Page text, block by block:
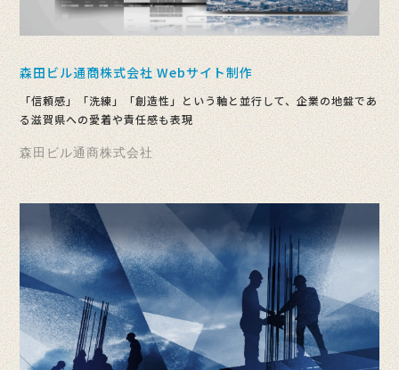
森田ビル通商株式会社 Webサイト制作
「信頼感」「洗練」「創造性」という軸と並行して、企業の地盤であ
る滋賀県への愛着や責任感も表現
森田ビル通商株式会社